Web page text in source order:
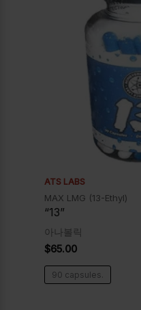
ATS LABS
MAX LMG (13-Ethyl)
“13”
아나볼릭
$65.00
90 capsules.